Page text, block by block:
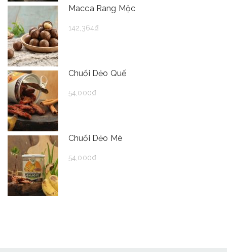
Macca Rang Mộc
142,364₫
Chuối Dẻo Quế
54,000₫
Chuối Dẻo Mè
54,000₫